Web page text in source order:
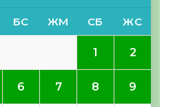
БС ЖМ СБ ЖС
1 2
6 7 8 9